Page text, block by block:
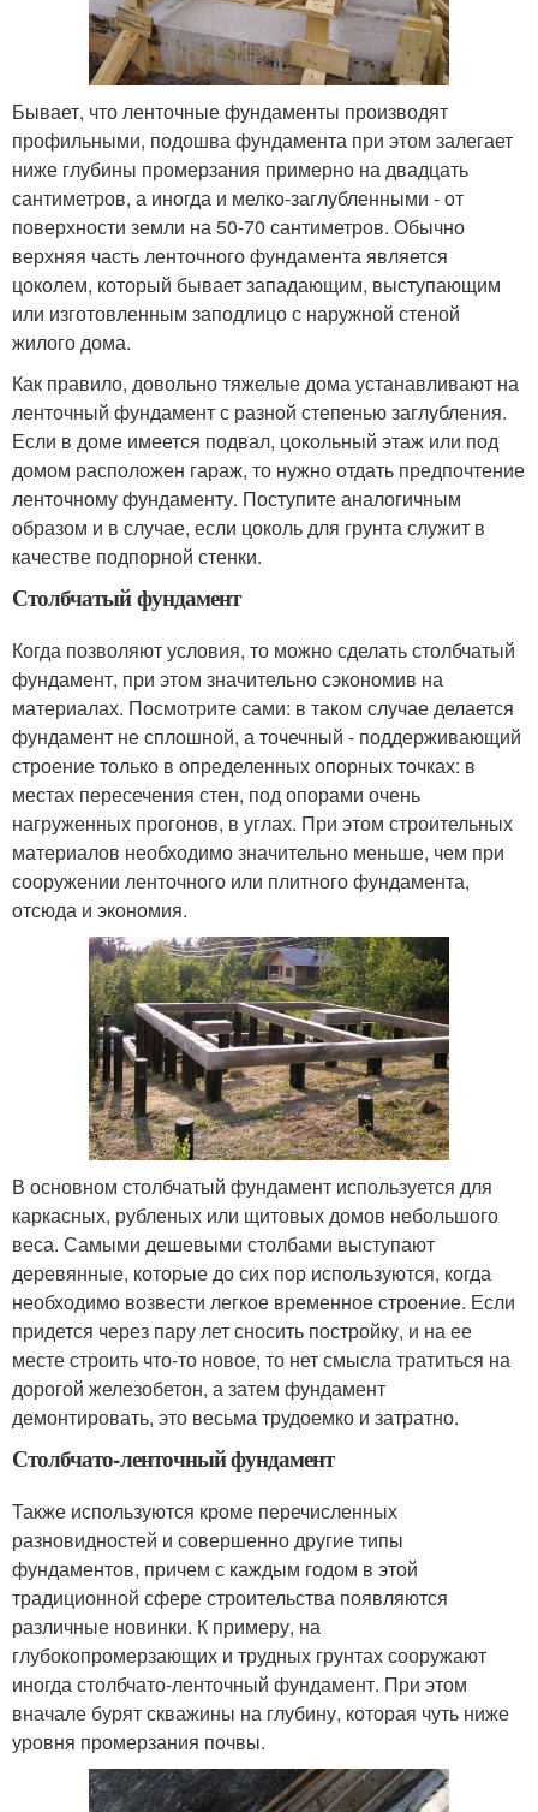
Бывает, что ленточные фундаменты производят
профильными, подошва фундамента при этом залегает
ниже глубины промерзания примерно на двадцать
сантиметров, а иногда и мелко-заглубленными - от
поверхности земли на 50-70 сантиметров. Обычно
верхняя часть ленточного фундамента является
цоколем, который бывает западающим, выступающим
или изготовленным заподлицо с наружной стеной
жилого дома.
Как правило, довольно тяжелые дома устанавливают на
ленточный фундамент с разной степенью заглубления.
Если в доме имеется подвал, цокольный этаж или под
домом расположен гараж, то нужно отдать предпочтение
ленточному фундаменту. Поступите аналогичным
образом и в случае, если цоколь для грунта служит в
качестве подпорной стенки.
Столбчатый фундамент
Когда позволяют условия, то можно сделать столбчатый
фундамент, при этом значительно сэкономив на
материалах. Посмотрите сами: в таком случае делается
фундамент не сплошной, а точечный - поддерживающий
строение только в определенных опорных точках: в
местах пересечения стен, под опорами очень
нагруженных прогонов, в углах. При этом строительных
материалов необходимо значительно меньше, чем при
сооружении ленточного или плитного фундамента,
отсюда и экономия.
В основном столбчатый фундамент используется для
каркасных, рубленых или щитовых домов небольшого
веса. Самыми дешевыми столбами выступают
деревянные, которые до сих пор используются, когда
необходимо возвести легкое временное строение. Если
придется через пару лет сносить постройку, и на ее
месте строить что-то новое, то нет смысла тратиться на
дорогой железобетон, а затем фундамент
демонтировать, это весьма трудоемко и затратно.
Столбчато-ленточный фундамент
Также используются кроме перечисленных
разновидностей и совершенно другие типы
фундаментов, причем с каждым годом в этой
традиционной сфере строительства появляются
различные новинки. К примеру, на
глубокопромерзающих и трудных грунтах сооружают
иногда столбчато-ленточный фундамент. При этом
вначале бурят скважины на глубину, которая чуть ниже
уровня промерзания почвы.